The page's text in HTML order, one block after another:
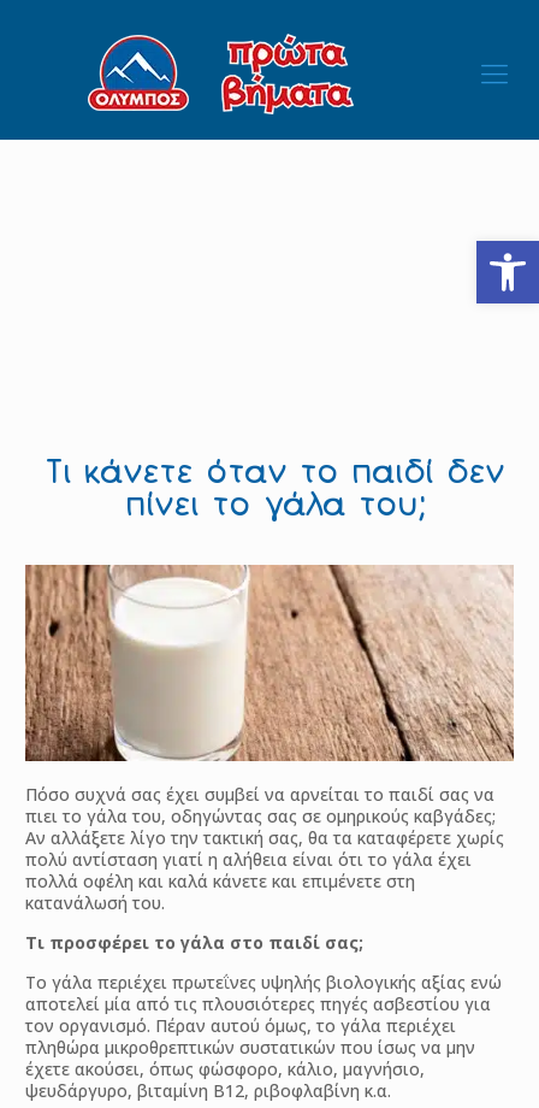
Τι κάνετε όταν το παιδί δεν
πίνει το γάλα του;
Πόσο συχνά σας έχει συμβεί να αρνείται το παιδί σας να
πιει το γάλα του, οδηγώντας σας σε ομηρικούς καβγάδες;
Αν αλλάξετε λίγο την τακτική σας, θα τα καταφέρετε χωρίς
πολύ αντίσταση γιατί η αλήθεια είναι ότι το γάλα έχει
πολλά οφέλη και καλά κάνετε και επιμένετε στη
κατανάλωσή του.
Τι προσφέρει το γάλα στο παιδί σας;
Το γάλα περιέχει πρωτεΐνες υψηλής βιολογικής αξίας ενώ
αποτελεί μία από τις πλουσιότερες πηγές ασβεστίου για
τον οργανισμό. Πέραν αυτού όμως, το γάλα περιέχει
πληθώρα μικροθρεπτικών συστατικών που ίσως να μην
έχετε ακούσει, όπως φώσφορο, κάλιο, μαγνήσιο,
ψευδάργυρο, βιταμίνη Β12, ριβοφλαβίνη κ.α.